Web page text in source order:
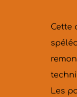
Cette
Les